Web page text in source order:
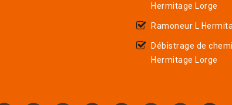
Hermitage Lorge
Ramoneur L
Débistrage de
Hermitage Lorge